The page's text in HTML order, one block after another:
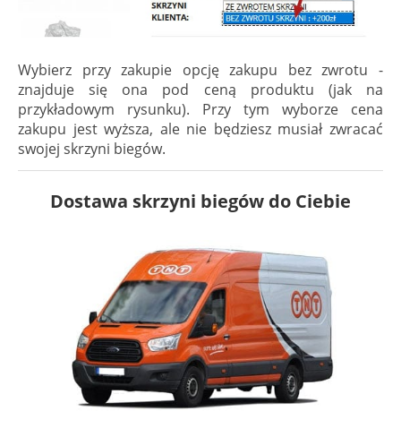
Wybierz przy zakupie opcję zakupu bez zwrotu -
znajduje się ona pod ceną produktu (jak na
przykładowym rysunku). Przy tym wyborze cena
zakupu jest wyższa, ale nie będziesz musiał zwracać
swojej skrzyni biegów.
Dostawa skrzyni biegów do Ciebie